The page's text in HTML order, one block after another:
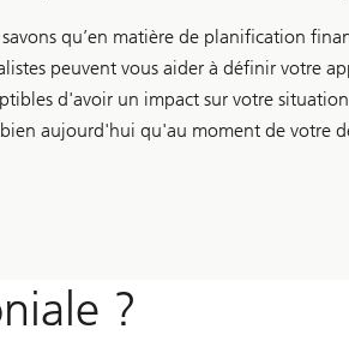
qu’en matière de planification
peuvent vous aider à définir votre
d'avoir un impact sur votre
aujourd'hui qu'au moment de votre
?